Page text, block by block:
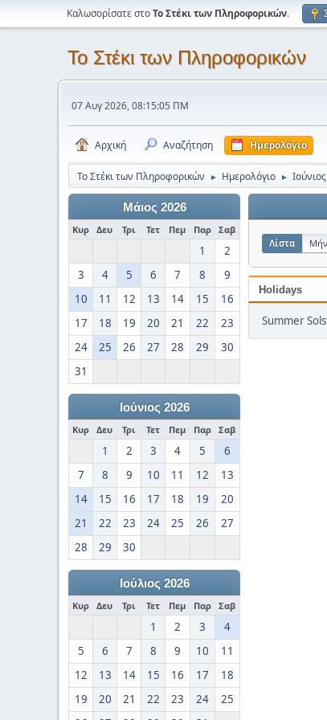
Καλωσορίσατε στοΤο Στέκι των Πληροφορικών.
Το Στέκι των Πληροφορικών
07 Αυγ 2026, 08:15:05 ΠΜ
Αρχική Αναζήτηση Ημερολόγιο
Το Στέκι των Πληροφορικών ► Ημερολόγιο ►
Μάιος 2026
Κυρ Δευ Τρι Τετ Πεμ Παρ Σαβ
1
2
3
4 5 6 7 8
9
10
11 12 13 14 15
16
17
18 19 20 21 22
23
24
25 26 27 28 29
30
31
Ιούνιος 2026
Κυρ Δευ Τρι Τετ Πεμ Παρ Σαβ
1 2 3 4 5
6
7
8 9 10 11 12
13
14
15 16 17 18 19
20
21
22 23 24 25 26
27
28
29 30
Ιούλιος 2026
Κυρ Δευ Τρι Τετ Πεμ Παρ Σαβ
1 2 3
4
5
6 7 8 9 10
11
12
13 14 15 16 17
18
19
20 21 22 23 24
25
Λίστα
Holidays
Summer